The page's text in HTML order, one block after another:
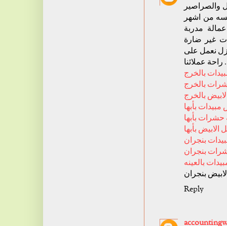
والصراصير
من اشهر
مدربة
غير ضارة
نعمل على
راحة عملائنا .
بالخرج
بالخرج
بالخرج
بأبها
بأبها
بأبها
بنجران
بنجران
بالعينه
بنجران
Reply